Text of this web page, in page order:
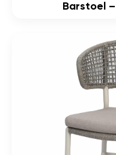
Barstoel